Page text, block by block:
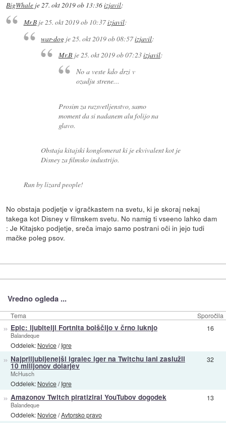
BigWhale je27. okt 2019 ob 13:36izjavil:
Mr.Bje25. okt 2019 ob 10:37izjavil:
war-dog je 25. okt 2019 ob 08:57izjavil:
Mr.B je25. okt 2019 ob 07:23izjavil:
No a veste kdo drzi v
ozadju strene...
Prosim za razsvetljenstvo, samo
moment da si nadanem alu folijo na
glavo.
Obstaja kitajski konglomerat ki je ekvivalent kot je
Disney za filmsko industrijo.
Run by lizard people!
No obstaja podjetje v igračkastem na svetu, ki je skoraj nekaj
takega kot Disney v filmskem svetu. No namig ti vseeno lahko dam
: Je Kitajsko podjetje, sreča imajo samo postrani oči in jejo tudi
mačke poleg psov.
Vredno ogleda ...
Tema Sporočila
» Epic: ljubitelji Fortnita bolščijo v črno luknjo
Balandeque
Oddelek: Novice/Igre
16
» Najpriljubljenejši igralec iger na Twitchu lani zaslužil
10 milijonov dolarjev
McHusch
Oddelek: Novice/Igre
32
» Amazonov Twitch piratiziral YouTubov dogodek
Balandeque
Oddelek: Novice/Avtorsko pravo
13